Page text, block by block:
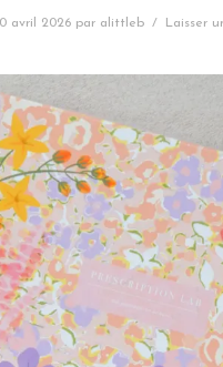
avril 2026 par alittleb / Laisser